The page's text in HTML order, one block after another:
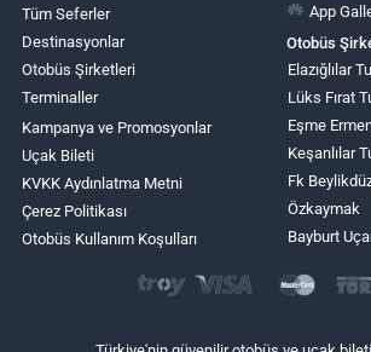
Tüm Seferler
Destinasyonlar
Otobüs Şirketleri
Terminaller
Kampanya ve Promosyonlar
Uçak Bileti
KVKK Aydınlatma Metni
Çerez Politikası
Otobüs Kullanım Koşulları
App
Otobüs
Elazığlılar
Lüks Fırat
Eşme
Keşanlılar
Fk
Özkaymak
Bayburt